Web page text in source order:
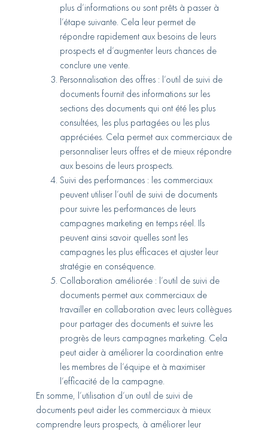
plus d’informations ou sont prêts à passer à
l’étape suivante. Cela leur permet de
répondre rapidement aux besoins de leurs
prospects et d’augmenter leurs chances de
conclure une vente.
Personnalisation des offres : l’outil de suivi de
documents fournit des informations sur les
sections des documents qui ont été les plus
consultées, les plus partagées ou les plus
appréciées. Cela permet aux commerciaux de
personnaliser leurs offres et de mieux répondre
aux besoins de leurs prospects.
Suivi des performances : les commerciaux
peuvent utiliser l’outil de suivi de documents
pour suivre les performances de leurs
campagnes marketing en temps réel. Ils
peuvent ainsi savoir quelles sont les
campagnes les plus efficaces et ajuster leur
stratégie en conséquence.
Collaboration améliorée : l’outil de suivi de
documents permet aux commerciaux de
travailler en collaboration avec leurs collègues
pour partager des documents et suivre les
progrès de leurs campagnes marketing. Cela
peut aider à améliorer la coordination entre
les membres de l’équipe et à maximiser
l’efficacité de la campagne.
En somme, l’utilisation d’un outil de suivi de
documents peut aider les commerciaux à mieux
comprendre leurs prospects, à améliorer leur